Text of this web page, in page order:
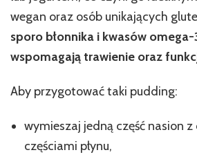
wegan oraz osób unikających
sporo błonnika i kwasów
wspomagają trawienie oraz
Aby przygotować taki pudding:
wymieszaj jedną część nasion
częściami płynu,